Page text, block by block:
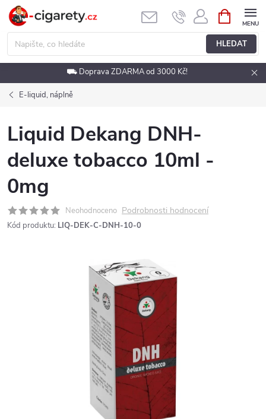
Přejít
obsah
HLEDAT
NÁKUPNÍ
KOŠÍK
⛟ Doprava ZDARMA od 3000 Kč!
E-liquid, náplně
Liquid Dekang DNH-
deluxe tobacco 10ml -
0mg
Neohodnoceno Podrobnosti hodnocení
Kód produktu: LIQ-DEK-C-DNH-10-0